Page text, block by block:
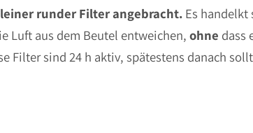
runder Filter angebracht. Es handelkt
Luft aus dem Beutel entweichen, ohne dass
Filter sind 24 h aktiv, spätestens danach